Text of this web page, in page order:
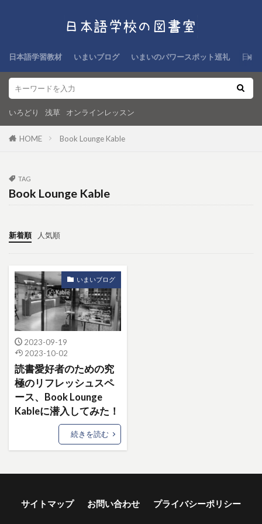
日本語学習教材 いまいブログ いまいのパワースポット巡礼 日本
いろどり 浅草 オンラインレッスン
HOME Book Lounge Kable
TAG
Book Lounge Kable
新着順 人気順
いまいブログ
2023-09-19
2023-10-02
読書愛好者のための究
極のリフレッシュスペ
ース、Book Lounge
Kableに潜入してみた！
続きを読む
サイトマップ お問い合わせ プライバシーポリシー